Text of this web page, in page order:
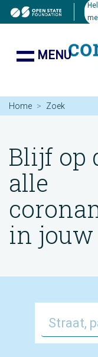
MENU
Home Zoek
Blijf op
alle
in jouw